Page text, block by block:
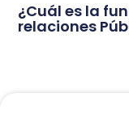
¿Cuál es la
relaciones